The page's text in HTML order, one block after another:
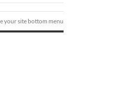
your site bottom menu